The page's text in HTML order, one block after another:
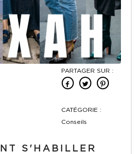
PARTAGER SUR :
CATÉGORIE :
Conseils
S'HABILLER